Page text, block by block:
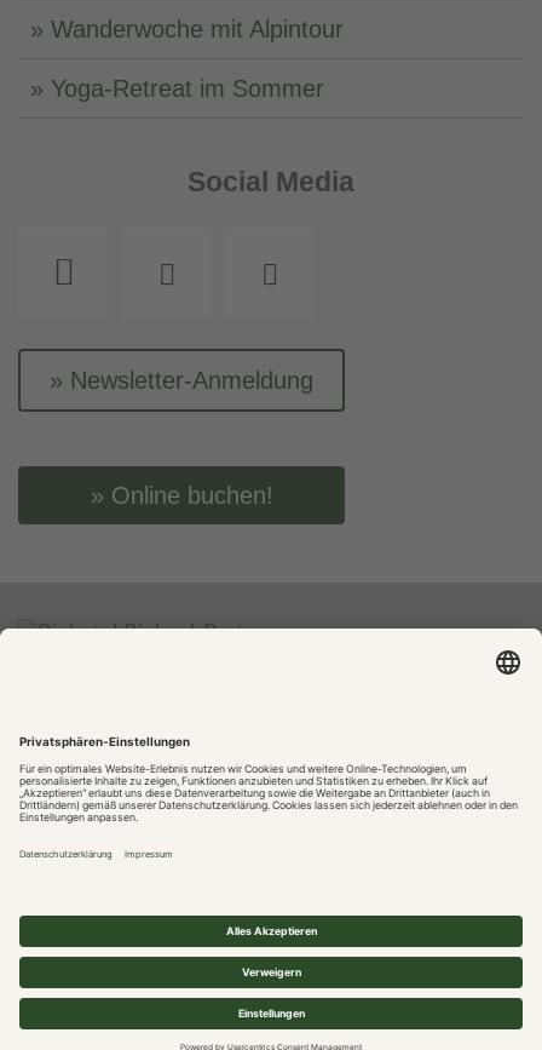
Wanderwoche mit Alpintour
Yoga-Retreat im Sommer
Social Media
Newsletter-Anmeldung
Online buchen!
Karriere Impressum
Datenschutz
Gastaufnahmebedingungen
Cookie-Einstellungen